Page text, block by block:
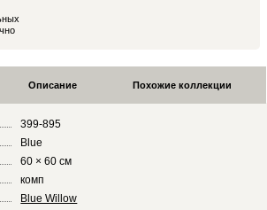
Описание Похожие коллекции
399-895
Blue
60 × 60 см
комп
Blue Willow